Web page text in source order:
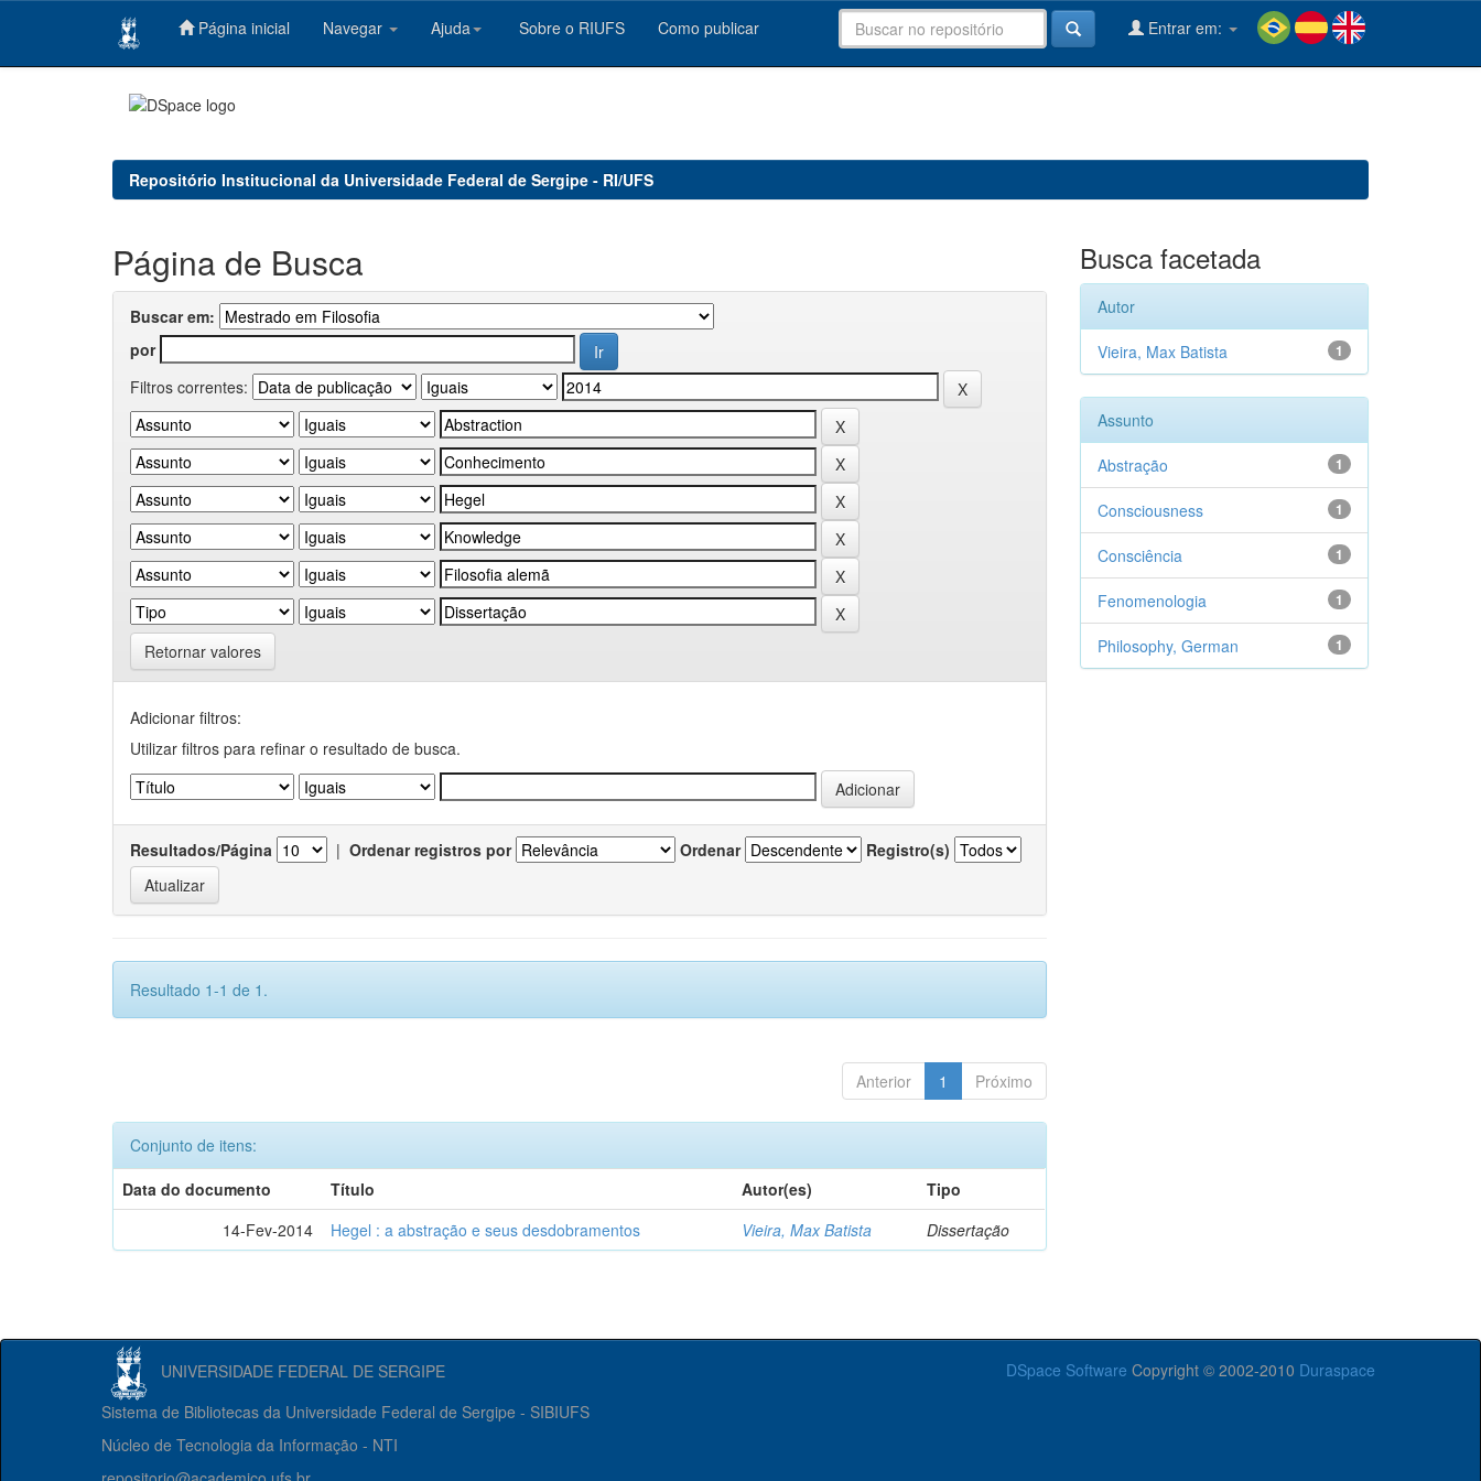
Página inicial Navegar Ajuda Sobre o RIUFS Como publicar Entrar em:
Repositório Institucional da Universidade Federal de Sergipe - RI/UFS
Página de Busca
Buscar em:
por
Filtros correntes:
Retornar valores
Adicionar filtros:
Utilizar filtros para refinar o resultado de busca.
Resultados/Página | Ordenar registros por Ordenar Registro(s)
Resultado 1-1 de 1.
Anterior 1 Próximo
Conjunto de itens:
Data do documento
Título Autor(es)
Tipo
14-Fev-2014
Hegel : a abstração e seus desdobramentos Vieira, Max Batista Dissertação
Busca facetada
Autor
1
Vieira, Max Batista
Assunto
1
Abstração
1
Consciousness
1
Consciência
1
Fenomenologia
1
Philosophy, German
UNIVERSIDADE FEDERAL DE SERGIPE DSpace Software Copyright © 2002-2010 Duraspace
Sistema de Bibliotecas da Universidade Federal de Sergipe - SIBIUFS
Núcleo de Tecnologia da Informação - NTI